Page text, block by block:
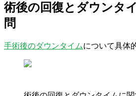
術後の回復とダウンタ
問
手術後のダウンタイムについて具体